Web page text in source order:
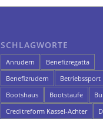
SCHLAGWORTE
Anrudern
Benefizregatta
Benefizrudern
Betriebssport
Bootshaus
Bootstaufe
Creditreform Kassel-Achter